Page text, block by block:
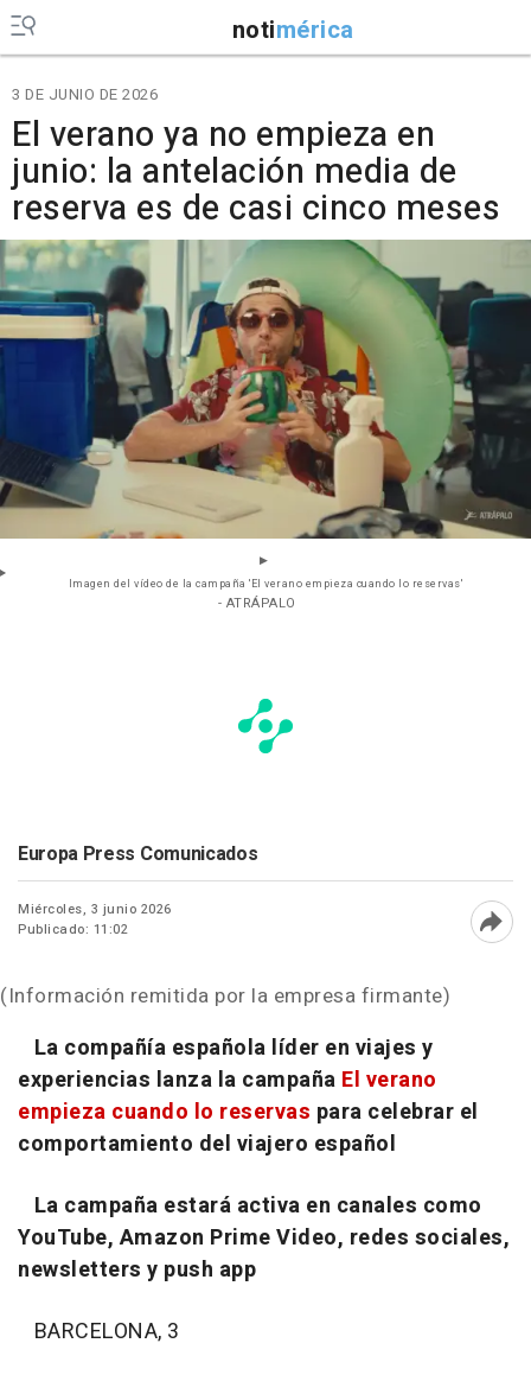
notimérica
3 DE JUNIO DE 2026
El verano ya no empieza en
junio: la antelación media de
reserva es de casi cinco meses
Imagen del vídeo de la campaña 'El verano empieza cuando lo reservas'
- ATRÁPALO
Europa Press Comunicados
Miércoles, 3 junio 2026
Publicado: 11:02
(Información remitida por la empresa firmante)
La compañía española líder en viajes y
experiencias lanza la campaña El verano
empieza cuando lo reservas para celebrar el
comportamiento del viajero español
La campaña estará activa en canales como
YouTube, Amazon Prime Video, redes sociales,
newsletters y push app
BARCELONA, 3